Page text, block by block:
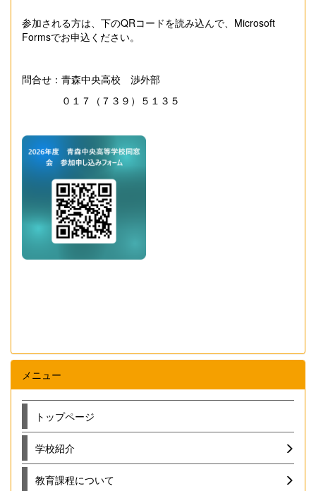
参加される方は、下のQRコードを読み込んで、Microsoft
Formsでお申込ください。
問合せ：青森中央高校 渉外部
０１７（７３９）５１３５
メニュー
トップページ
学校紹介
教育課程について